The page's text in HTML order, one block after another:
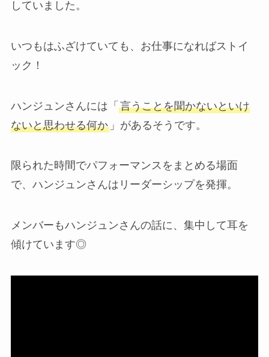
していました。
いつもはふざけていても、お仕事になればストイ
ック！
ハンジュンさんには「 言うことを聞かないといけ
ないと思わせる何か」があるそうです。
限られた時間でパフォーマンスをまとめる場面
で、ハンジュンさんはリーダーシップを発揮。
メンバーもハンジュンさんの話に、集中して耳を
傾けています◎